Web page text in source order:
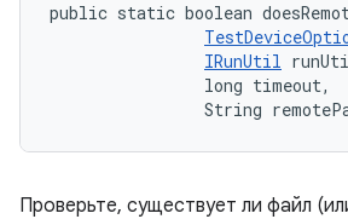
public static boolean
IRunUtil
                long timeout,
String
Проверьте, существует ли файл